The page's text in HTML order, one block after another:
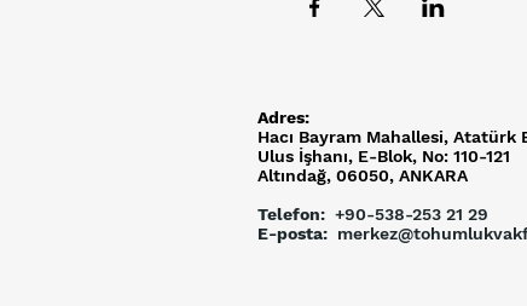
Adres:
Hacı Bayram Mahallesi, Atatürk
Ulus İşhanı, E-Blok, No: 110-121
Altındağ, 06050, ANKARA
Telefon: +90-538-253 21 29
E-posta: